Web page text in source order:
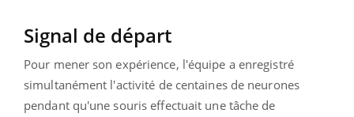
Signal de départ
Pour mener son expérience, l'équipe a enregistré
simultanément l'activité de centaines de neurones
pendant qu'une souris effectuait une tâche de